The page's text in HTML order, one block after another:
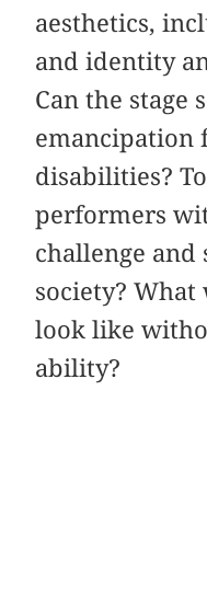
aesthetics,
and identity
Can the stage
emancipation
disabilities?
performers
challenge
society?
look like
ability?